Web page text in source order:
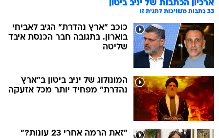
ארכיון הכתבות של יניב ביטון
33 כתבות משויכות לתגית זו
כוכב "ארץ נהדרת" הגיב לאביחי
בוארון. בתגובה חבר הכנסת איבד
שליטה
המונולוג של יניב ביטון ב"ארץ
נהדרת" מפחיד יותר מכל אזעקה
"זאת הרמה אחרי 23 עונות?"